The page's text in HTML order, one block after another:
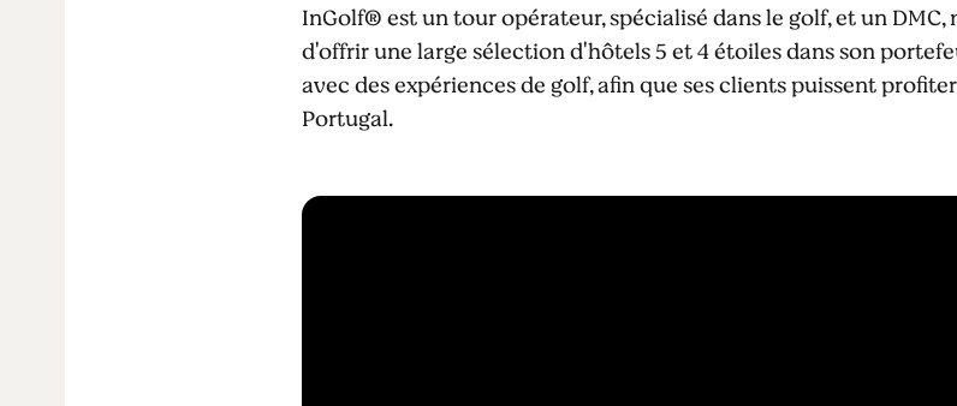
InGolf® est un tour opérateur, spécialisé dans le golf, et un
d'offrir une large sélection d'hôtels 5 et 4 étoiles dans son
avec des expériences de golf, afin que ses clients puissent
Portugal.